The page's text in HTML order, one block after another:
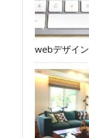
webデザイン